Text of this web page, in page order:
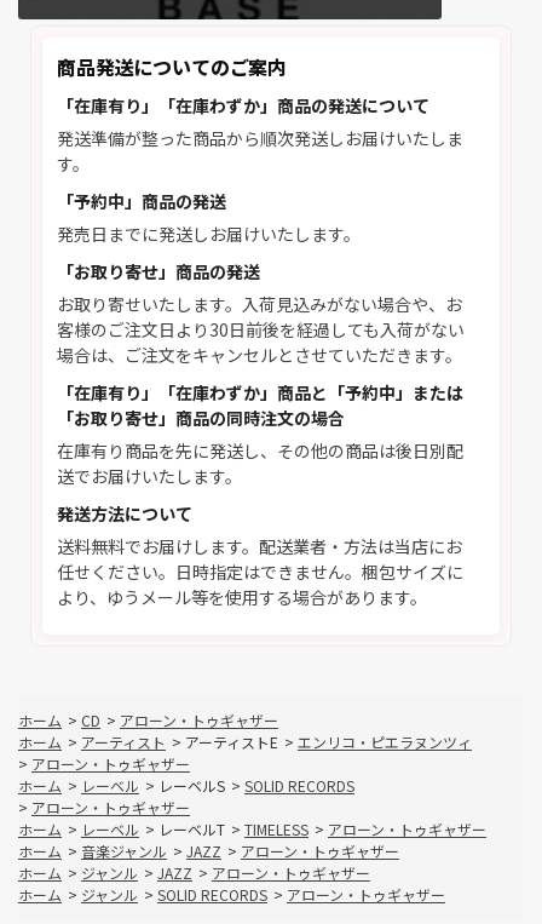
商品発送についてのご案内
「在庫有り」「在庫わずか」商品の発送について
発送準備が整った商品から順次発送しお届けいたしま
す。
「予約中」商品の発送
発売日までに発送しお届けいたします。
「お取り寄せ」商品の発送
お取り寄せいたします。入荷見込みがない場合や、お
客様のご注文日より30日前後を経過しても入荷がない
場合は、ご注文をキャンセルとさせていただきます。
「在庫有り」「在庫わずか」商品と「予約中」または
「お取り寄せ」商品の同時注文の場合
在庫有り商品を先に発送し、その他の商品は後日別配
送でお届けいたします。
発送方法について
送料無料でお届けします。配送業者・方法は当店にお
任せください。日時指定はできません。梱包サイズに
より、ゆうメール等を使用する場合があります。
ホーム > CD > アローン・トゥギャザー
ホーム > アーティスト > アーティストE > エンリコ・ピエラヌンツィ
> アローン・トゥギャザー
ホーム > レーベル > レーベルS > SOLID RECORDS
> アローン・トゥギャザー
ホーム > レーベル > レーベルT > TIMELESS > アローン・トゥギャザー
ホーム > 音楽ジャンル > JAZZ > アローン・トゥギャザー
ホーム > ジャンル > JAZZ > アローン・トゥギャザー
ホーム > ジャンル > SOLID RECORDS > アローン・トゥギャザー